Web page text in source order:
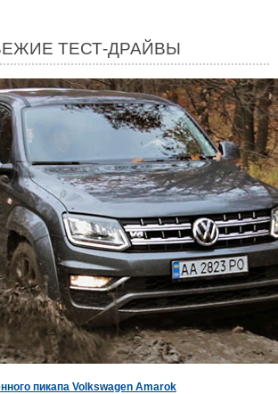
ТЕСТ-ДРАЙВЫ
пикапа Volkswagen Amarok